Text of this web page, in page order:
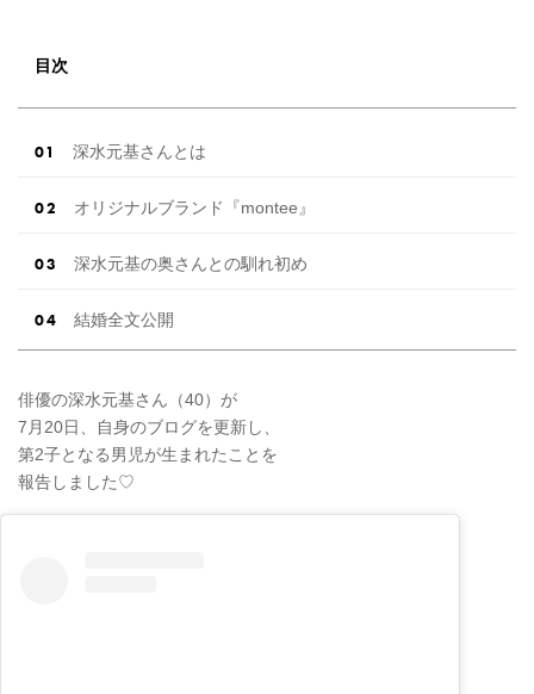
目次
深水元基さんとは
オリジナルブランド『montee』
深水元基の奥さんとの馴れ初め
結婚全文公開
俳優の深水元基さん（40）が
7月20日、自身のブログを更新し、
第2子となる男児が生まれたことを
報告しました♡